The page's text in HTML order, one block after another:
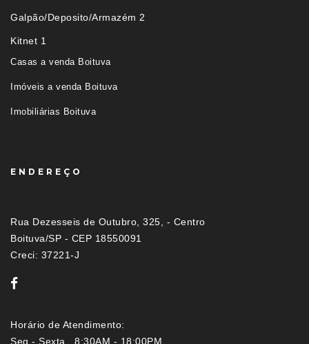
Galpão/Deposito/Armazém 2
Kitnet 1
Casas a venda Boituva
Imóveis a venda Boituva
Imobiliárias Boituva
ENDEREÇO
Rua Dezesseis de Outubro, 325, - Centro
Boituva/SP - CEP 18550091
Creci: 37221-J
Horário de Atendimento:
Seg - Sexta 8:30AM - 18:00PM